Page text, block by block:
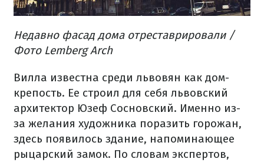
Недавно фасад дома отреставрировали /
Фото Lemberg Arch
Вилла известна среди львовян как дом-
крепость. Ее строил для себя львовский
архитектор Юзеф Сосновский. Именно из-
за желания художника поразить горожан,
здесь появилось здание, напоминающее
рыцарский замок. По словам экспертов,